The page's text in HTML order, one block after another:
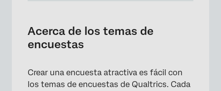
Cómo aplicar temas
Tipos de temas
Logotipo de la encuesta
Acerca de los temas de
encuestas
Crear una encuesta atractiva es fácil con
los temas de encuestas de Qualtrics. Cada